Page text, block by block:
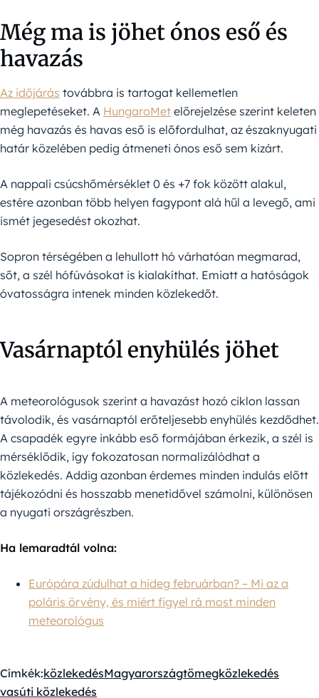
Még ma is jöhet ónos eső és
havazás
Az időjárás továbbra is tartogat kellemetlen
meglepetéseket. A HungaroMet előrejelzése szerint keleten
még havazás és havas eső is előfordulhat, az északnyugati
határ közelében pedig átmeneti ónos eső sem kizárt.
A nappali csúcshőmérséklet 0 és +7 fok között alakul,
estére azonban több helyen fagypont alá hűl a levegő, ami
ismét jegesedést okozhat.
Sopron térségében a lehullott hó várhatóan megmarad,
sőt, a szél hófúvásokat is kialakíthat. Emiatt a hatóságok
óvatosságra intenek minden közlekedőt.
Vasárnaptól enyhülés jöhet
A meteorológusok szerint a havazást hozó ciklon lassan
távolodik, és vasárnaptól erőteljesebb enyhülés kezdődhet.
A csapadék egyre inkább eső formájában érkezik, a szél is
mérséklődik, így fokozatosan normalizálódhat a
közlekedés. Addig azonban érdemes minden indulás előtt
tájékozódni és hosszabb menetidővel számolni, különösen
a nyugati országrészben.
Ha lemaradtál volna:
Európára zúdulhat a hideg februárban? – Mi az a
poláris örvény, és miért figyel rá most minden
meteorológus
Címkék:közlekedésMagyarországtömegközlekedés
vasúti közlekedés